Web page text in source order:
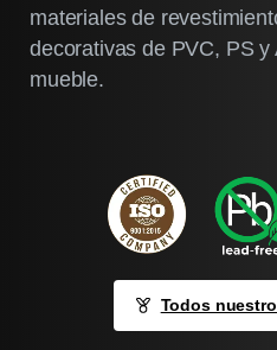
materiales de
decorativas de PVC, PS
mueble.
Todos